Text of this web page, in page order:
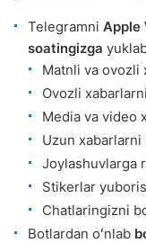
Telegramni Apple
soatingizga
Matnli va ovozli
Ovozli
Media va video
Uzun xabarlarni
Joylashuvlarga
Stikerlar
Chatlaringizni
Botlardan oʻnlab